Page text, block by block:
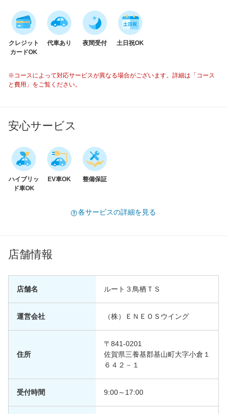
クレジット
カードOK
代車あり 夜間受付 土日祝OK
※コースによって対応サービスが異なる場合がございます。詳細は「コース
と費用」をご覧ください。
安心サービス
ハイブリッ
ド車OK
EV車OK 整備保証
各サービスの詳細を見る
店舗情報
店舗名 ルート３鳥栖ＴＳ
運営会社 （株）ＥＮＥＯＳウイング
住所
〒841-0201
佐賀県三養基郡基山町大字小倉１
６４２－１
受付時間 9:00～17:00